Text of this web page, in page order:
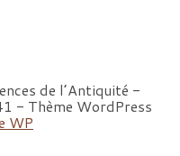
de l’Antiquité -
- Thème WordPress
WP